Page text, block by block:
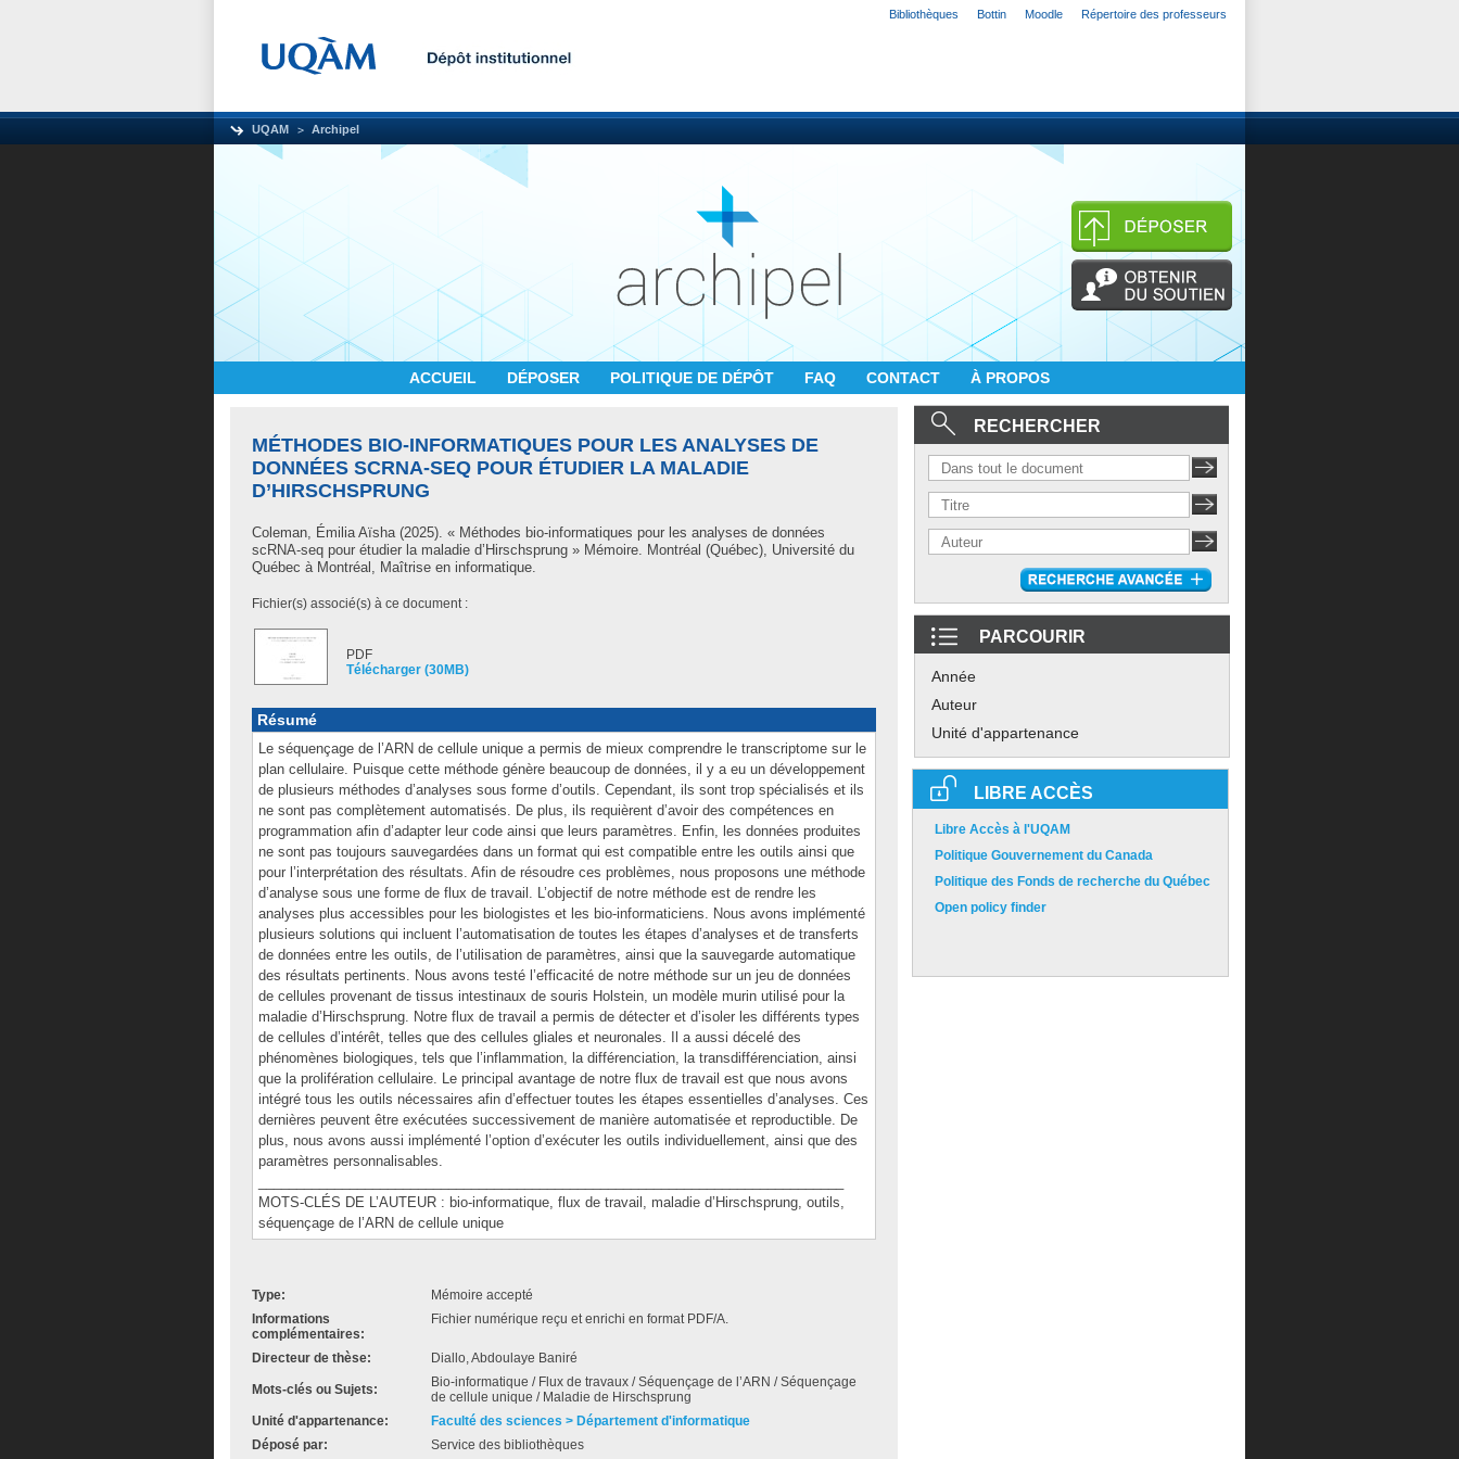
Bibliothèques Bottin Moodle Répertoire des professeurs
UQAM Archipel
ACCUEIL DÉPOSER POLITIQUE DE DÉPÔT FAQ CONTACT À PROPOS
MÉTHODES BIO-INFORMATIQUES POUR LES ANALYSES DE
DONNÉES SCRNA-SEQ POUR ÉTUDIER LA MALADIE
D’HIRSCHSPRUNG
Coleman, Émilia Aïsha(2025). « Méthodes bio-informatiques pour les analyses de données
scRNA-seq pour étudier la maladie d’Hirschsprung » Mémoire. Montréal (Québec), Université du
Québec à Montréal, Maîtrise en informatique.
Fichier(s) associé(s) à ce document :
PDF
Télécharger (30MB)
Résumé
Le séquençage de l’ARN de cellule unique a permis de mieux comprendre le transcriptome sur le
plan cellulaire. Puisque cette méthode génère beaucoup de données, il y a eu un développement
de plusieurs méthodes d’analyses sous forme d’outils. Cependant, ils sont trop spécialisés et ils
ne sont pas complètement automatisés. De plus, ils requièrent d’avoir des compétences en
programmation afin d’adapter leur code ainsi que leurs paramètres. Enfin, les données produites
ne sont pas toujours sauvegardées dans un format qui est compatible entre les outils ainsi que
pour l’interprétation des résultats. Afin de résoudre ces problèmes, nous proposons une méthode
d’analyse sous une forme de flux de travail. L’objectif de notre méthode est de rendre les
analyses plus accessibles pour les biologistes et les bio-informaticiens. Nous avons implémenté
plusieurs solutions qui incluent l’automatisation de toutes les étapes d’analyses et de transferts
de données entre les outils, de l’utilisation de paramètres, ainsi que la sauvegarde automatique
des résultats pertinents. Nous avons testé l’efficacité de notre méthode sur un jeu de données
de cellules provenant de tissus intestinaux de souris Holstein, un modèle murin utilisé pour la
maladie d’Hirschsprung. Notre flux de travail a permis de détecter et d’isoler les différents types
de cellules d’intérêt, telles que des cellules gliales et neuronales. Il a aussi décelé des
phénomènes biologiques, tels que l’inflammation, la différenciation, la transdifférenciation, ainsi
que la prolifération cellulaire. Le principal avantage de notre flux de travail est que nous avons
intégré tous les outils nécessaires afin d’effectuer toutes les étapes essentielles d’analyses. Ces
dernières peuvent être exécutées successivement de manière automatisée et reproductible. De
plus, nous avons aussi implémenté l’option d’exécuter les outils individuellement, ainsi que des
paramètres personnalisables.
MOTS-CLÉS DE L’AUTEUR : bio-informatique, flux de travail, maladie d’Hirschsprung, outils,
séquençage de l’ARN de cellule unique
Type:
Mémoire accepté
Informations
complémentaires:
Fichier numérique reçu et enrichi en format PDF/A.
Directeur de thèse: Diallo, Abdoulaye Baniré
Mots-clés ou Sujets:
Bio-informatique / Flux de travaux / Séquençage de l’ARN / Séquençage
de cellule unique / Maladie de Hirschsprung
Unité d'appartenance:
Faculté des sciences > Département d'informatique
Déposé par:
Service des bibliothèques
RECHERCHER
PARCOURIR
Année
Auteur
Unité d'appartenance
LIBRE ACCÈS
Libre Accès à l'UQAM
Politique Gouvernement du Canada
Politique des Fonds de recherche du Québec
Open policy finder